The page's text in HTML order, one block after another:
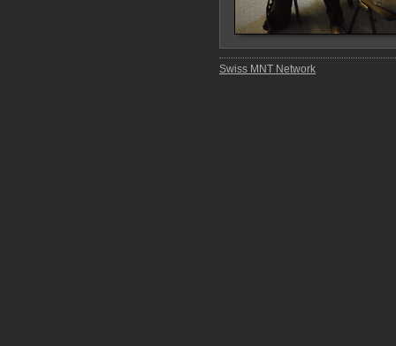
Swiss MNT Network